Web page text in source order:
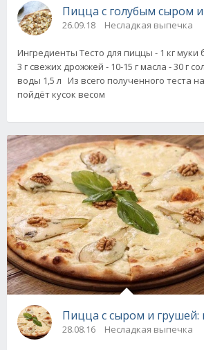
Пицца с голубым сыром и
26.09.18 Несладкая выпечка
Ингредиенты Тесто для пиццы - 1 кг муки
3 г свежих дрожжей - 10-15 г масла - 30 г
воды 1,5 л Из всего полученного теста
пойдёт кусок весом
Пицца с сыром и
28.08.16 Несладкая выпечка